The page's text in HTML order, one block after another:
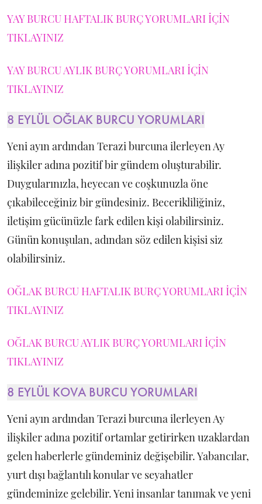
YAY BURCU HAFTALIK BURÇ YORUMLARI İÇİN
TIKLAYINIZ
YAY BURCU AYLIK BURÇ YORUMLARI İÇİN
TIKLAYINIZ
8 EYLÜL OĞLAK BURCU YORUMLARI
Yeni ayın ardından Terazi burcuna ilerleyen Ay
ilişkiler adına pozitif bir gündem oluşturabilir.
Duygularınızla, heyecan ve coşkunuzla öne
çıkabileceğiniz bir gündesiniz. Becerikliliğiniz,
iletişim gücünüzle fark edilen kişi olabilirsiniz.
Günün konuşulan, adından söz edilen kişisi siz
olabilirsiniz.
OĞLAK BURCU HAFTALIK BURÇ YORUMLARI İÇİN
TIKLAYINIZ
OĞLAK BURCU AYLIK BURÇ YORUMLARI İÇİN
TIKLAYINIZ
8 EYLÜL KOVA BURCU YORUMLARI
Yeni ayın ardından Terazi burcuna ilerleyen Ay
ilişkiler adına pozitif ortamlar getirirken uzaklardan
gelen haberlerle gündeminiz değişebilir. Yabancılar,
yurt dışı bağlantılı konular ve seyahatler
gündeminize gelebilir. Yeni insanlar tanımak ve yeni